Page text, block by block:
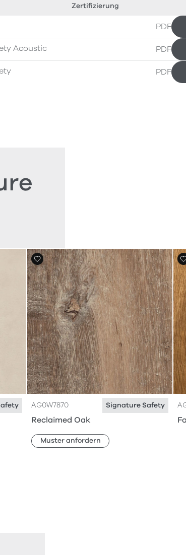
Zertifizierung
PDF
Acoustic
PDF
PDF
AG0W7870 Signature Safety
Reclaimed Oak
Muster anfordern